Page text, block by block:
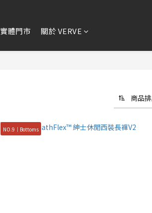
實體門市 關於 VERVE
商品
NO.9｜Bottoms